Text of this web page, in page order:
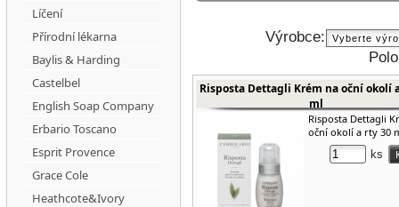
Výrobce:
Risposta Dettagli Krém na oční okolí
ml
Risposta Dettagli
oční okolí a rty 30
ks
Líčení
Přírodní lékarna
Baylis & Harding
Castelbel
English Soap Company
Erbario Toscano
Esprit Provence
Grace Cole
Heathcote&Ivory